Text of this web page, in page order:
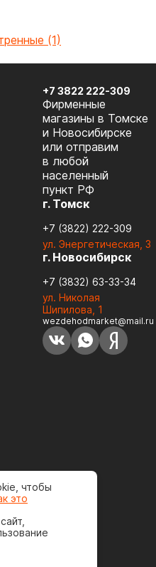
(1)
+7 3822 222-309
Фирменные
магазины в Томске
и Новосибирске
или отправим
в любой
населенный
пункт РФ
г. Томск
+7 (3822) 222-309
ул. Энергетическая, 3
г. Новосибирск
+7 (3832) 63-33-34
ул. Николая
Шипилова, 1
wezdehodmarket@mail.ru
чтобы
это